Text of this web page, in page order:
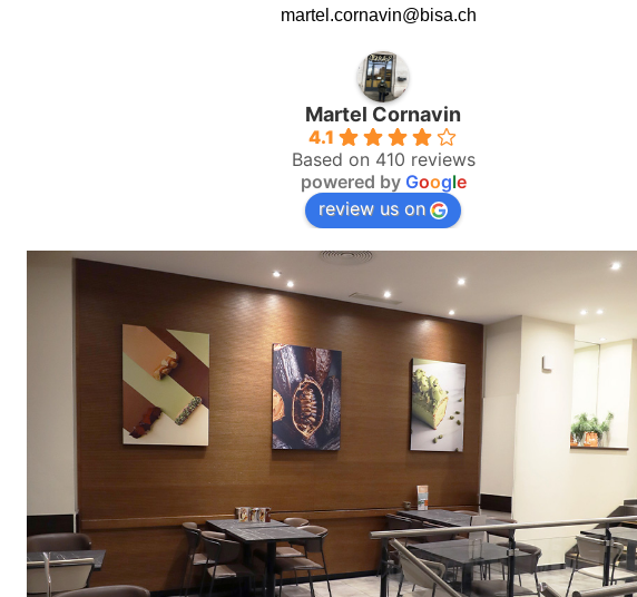
martel.cornavin@bisa.ch
Martel Cornavin
4.1
Based on 410 reviews
powered by Google
review us on